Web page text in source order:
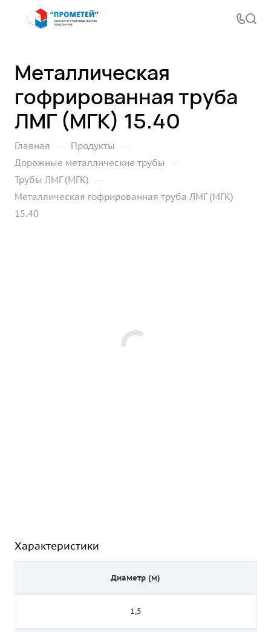
Металлическая
гофрированная труба
ЛМГ (МГК) 15.40
Главная — Продукты —
Дорожные металлические трубы —
Трубы ЛМГ (МГК) —
Металлическая гофрированная труба ЛМГ (МГК)
15.40
Характеристики
Диаметр (м)
1,5